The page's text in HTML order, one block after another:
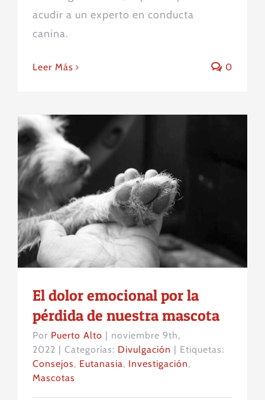
acudir a un experto en conducta
canina.
Leer Más 0
El dolor emocional por la pérdida
de nuestra mascota
El dolor emocional por la
pérdida de nuestra mascota
Por Puerto Alto | noviembre 9th,
2022 | Categorías: Divulgación | Etiquetas:
Consejos, Eutanasia, Investigación,
Mascotas